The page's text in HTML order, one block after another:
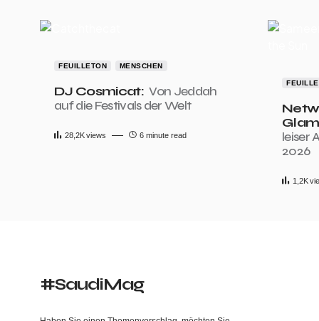
FEUILLETON MENSCHEN
DJ Cosmicat: Von Jeddah
auf die Festivals der Welt
28,2Kviews 6 minute read
leiser
2026
1,2K
#SaudiMag